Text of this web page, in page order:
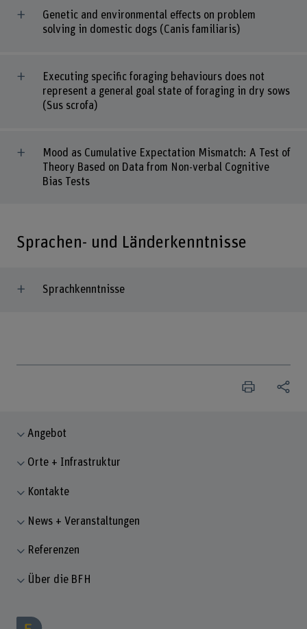
Genetic and environmental effects on problem
solving in domestic dogs (Canis familiaris)
Executing specific foraging behaviours does not
represent a general goal state of foraging in dry sows
(Sus scrofa)
Mood as Cumulative Expectation Mismatch: A Test of
Theory Based on Data from Non-verbal Cognitive
Bias Tests
Sprachen- und Länderkenntnisse
Sprachkenntnisse
Angebot
Orte + Infrastruktur
Kontakte
News + Veranstaltungen
Referenzen
Über die BFH